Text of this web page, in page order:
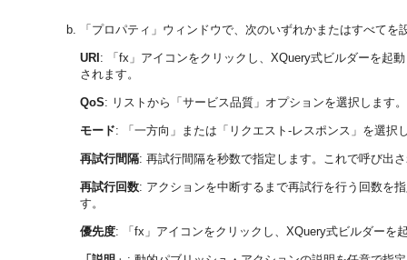
「プロパティ」ウィンドウで、次のいずれかまたはすべてを
URI : 「fx」アイコンをクリックし、XQuery式ビルダーを起
されます。
QoS: リストから「サービス品質」オプションを選択します
モード: 「一方向」または「リクエスト-レスポンス」を選択
再試行間隔: 再試行間隔を秒数で指定します。これで呼び出
再試行回数: アクションを中断するまで再試行を行う回数を
す。
優先度: 「fx」アイコンをクリックし、XQuery式ビルダーを